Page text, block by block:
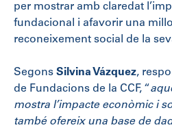
per mostrar amb claredat
fundacional i afavorir una
reconeixement social de la
Segons Silvina Vázquez,
de Fundacions de la CCF, “
mostra l’impacte econòmic i
també ofereix una base de